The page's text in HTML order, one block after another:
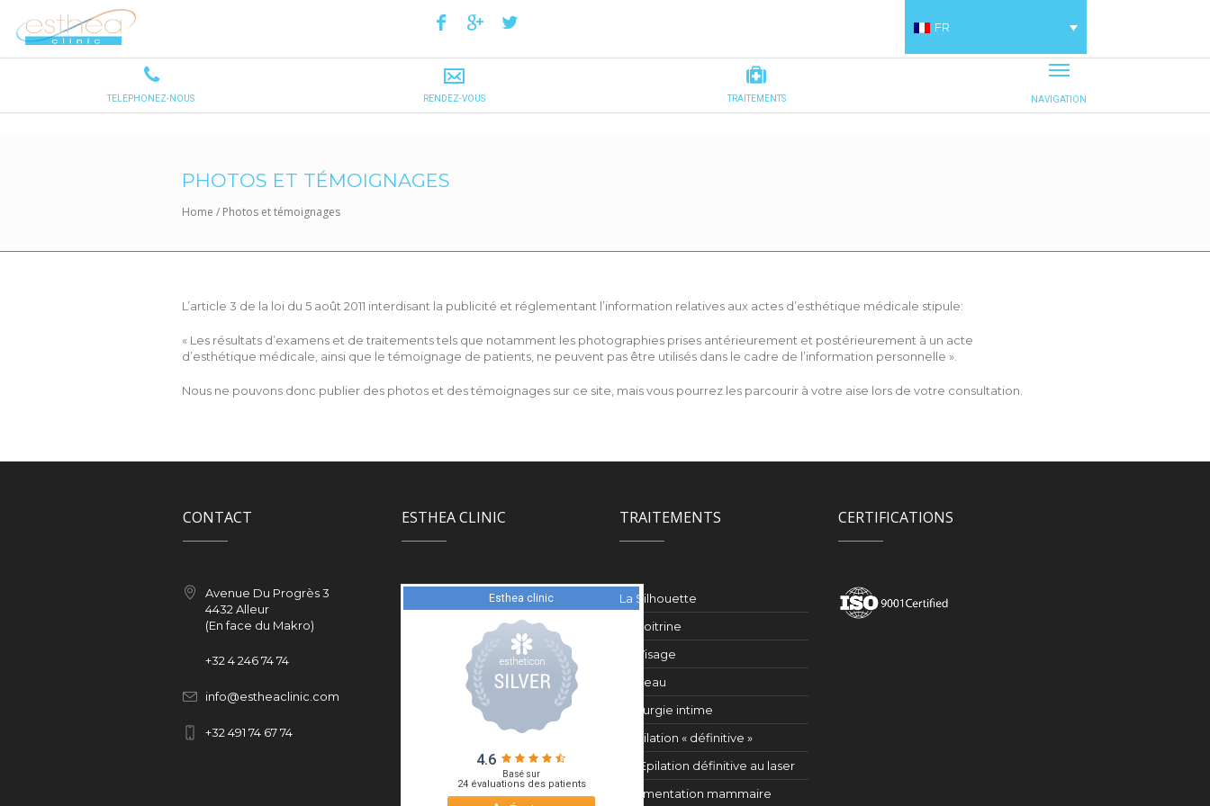
PHOTOS ET TÉMOIGNAGES
Home / Photos et témoignages
L’article 3 de la loi du 5 août 2011 interdisant la publicité et réglementant l’information relatives aux actes d’esthétique médicale stipule:
« Les résultats d’examens et de traitements tels que notamment les photographies prises antérieurement et postérieurement à un acte
d’esthétique médicale, ainsi que le témoignage de patients, ne peuvent pas être utilisés dans le cadre de l’information personnelle ».
Nous ne pouvons donc publier des photos et des témoignages sur ce site, mais vous pourrez les parcourir à votre aise lors de votre consultation.
CONTACT
Avenue Du Progrès 3
4432 Alleur
(En face du Makro)
+32 4 246 74 74
info@estheaclinic.com
+32 491 74 67 74
ESTHEA CLINIC TRAITEMENTS
La Silhouette
La Poitrine
Le Visage
La Peau
Chirurgie intime
L’épilation « définitive »
Epilation définitive au laser
Augmentation mammaire
CERTIFICATIONS
FR